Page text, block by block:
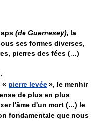
(de Guernesey), la
ses formes diverses,
pierres des fées (…)
« pierre levée », le menhir
de plus en plus
l'âme d'un mort (…) le
fondamentale que nous